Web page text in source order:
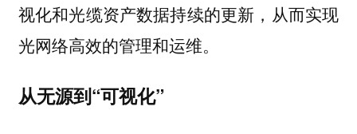
视化和光缆资产数据持续的更新，从而实现
光网络高效的管理和运维。
从无源到“可视化”